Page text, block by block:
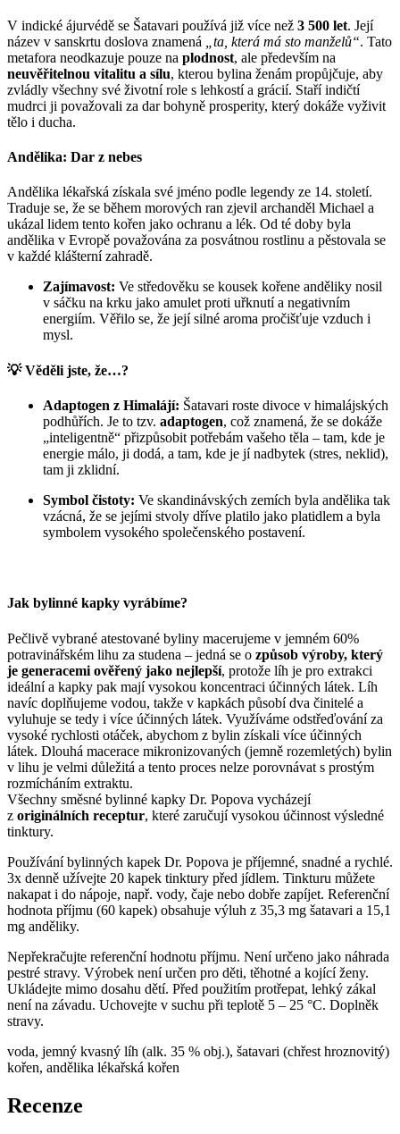
V indické ájurvédě se Šatavari používá již více než 3 500 let. Její
název v sanskrtu doslova znamená
„ta, která má sto manželů“. Tato
metafora neodkazuje pouze na plodnost, ale především na
neuvěřitelnou vitalitu a sílu, kterou bylina ženám propůjčuje, aby
zvládly všechny své životní role s lehkostí a grácií. Staří indičtí
mudrci ji považovali za dar bohyně prosperity, který dokáže vyživit
tělo i ducha.
Andělika: Dar z nebes
Andělika lékařská získala své jméno podle legendy ze 14. století.
Traduje se, že se během morových ran zjevil archanděl Michael a
ukázal lidem tento kořen jako ochranu a lék. Od té doby byla
andělika v Evropě považována za posvátnou rostlinu a pěstovala se
v každé klášterní zahradě.
Zajímavost: Ve středověku se kousek kořene anděliky nosil
v sáčku na krku jako amulet proti uřknutí a negativním
energiím. Věřilo se, že její silné aroma pročišťuje vzduch i
mysl.
💡 Věděli jste, že…?
Adaptogen z Himalájí: Šatavari roste divoce v himalájských
podhůřích. Je to tzv. adaptogen, což znamená, že se dokáže
„inteligentně“ přizpůsobit potřebám vašeho těla – tam, kde je
energie málo, ji dodá, a tam, kde je jí nadbytek (stres, neklid),
tam ji zklidní.
Symbol čistoty: Ve skandinávských zemích byla andělika tak
vzácná, že se jejími stvoly dříve platilo jako platidlem a byla
symbolem vysokého společenského postavení.
Jak bylinné kapky vyrábíme?
Pečlivě vybrané atestované byliny macerujeme v jemném 60%
potravinářském lihu za studena – jedná se o způsob výroby, který
je generacemi ověřený jako nejlepší, protože líh je pro extrakci
ideální a kapky pak mají vysokou koncentraci účinných látek. Líh
navíc doplňujeme vodou, takže v kapkách působí dva činitelé a
vyluhuje se tedy i více účinných látek. Využíváme odstřeďování za
vysoké rychlosti otáček, abychom z bylin získali více účinných
látek. Dlouhá macerace mikronizovaných (jemně rozemletých) bylin
v lihu je velmi důležitá a tento proces nelze porovnávat s prostým
rozmícháním extraktu.
Všechny směsné bylinné kapky Dr. Popova vycházejí
z originálních receptur, které zaručují vysokou účinnost výsledné
tinktury.
Používání bylinných kapek Dr. Popova je příjemné, snadné a rychlé.
3x denně užívejte 20 kapek tinktury před jídlem. Tinkturu můžete
nakapat i do nápoje, např. vody, čaje nebo dobře zapíjet. Referenční
hodnota příjmu (60 kapek) obsahuje výluh z 35,3 mg šatavari a 15,1
mg anděliky.
Nepřekračujte referenční hodnotu příjmu. Není určeno jako náhrada
pestré stravy. Výrobek není určen pro děti, těhotné a kojící ženy.
Ukládejte mimo dosahu dětí. Před použitím protřepat, lehký zákal
není na závadu. Uchovejte v suchu při teplotě 5 – 25 °C. Doplněk
stravy.
voda, jemný kvasný líh (alk. 35 % obj.), šatavari (chřest hroznovitý)
kořen, andělika lékařská kořen
Recenze